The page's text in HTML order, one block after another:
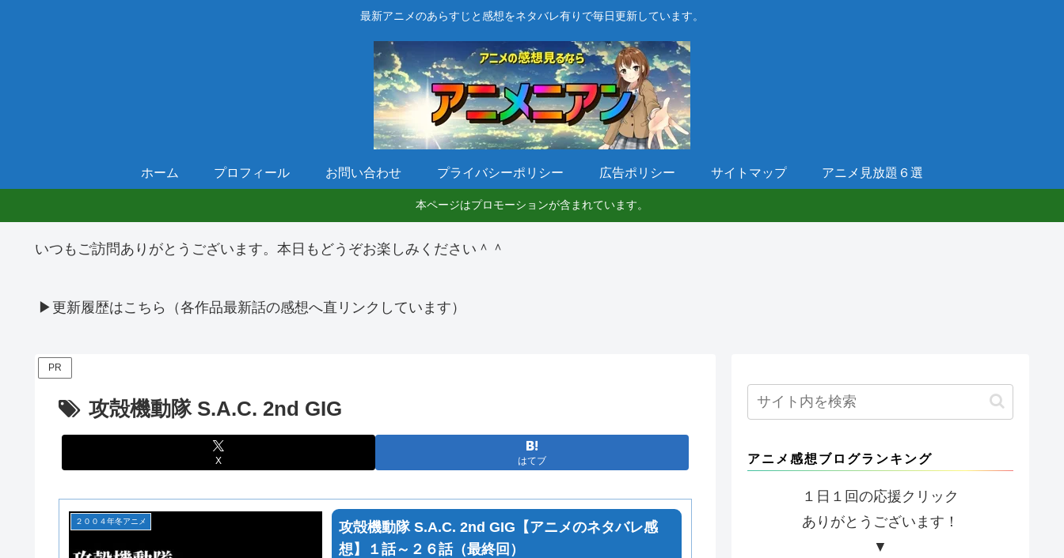
最新アニメのあらすじと感想をネタバレ有りで毎日更新しています。
ホーム プロフィール お問い合わせ プライバシーポリシー 広告ポリシー サイトマップ アニメ見放題６選
本ページはプロモーションが含まれています。
いつもご訪問ありがとうございます。本日もどうぞお楽しみください＾＾
▶更新履歴はこちら（各作品最新話の感想へ直リンクしています）
PR
攻殻機動隊 S.A.C. 2nd GIG
X はてブ
２００４年冬アニメ
攻殻機動隊 S.A.C. 2nd GIG【アニメのネタバレ感
想】１話～２６話（最終回）
アニメ感想ブログランキング
１日１回の応援クリック
ありがとうございます！
▼